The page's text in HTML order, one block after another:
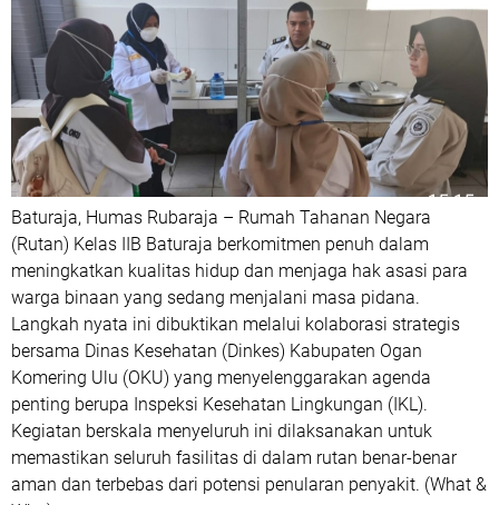
Baturaja, Humas Rubaraja – Rumah Tahanan Negara
(Rutan) Kelas IIB Baturaja berkomitmen penuh dalam
meningkatkan kualitas hidup dan menjaga hak asasi para
warga binaan yang sedang menjalani masa pidana.
Langkah nyata ini dibuktikan melalui kolaborasi strategis
bersama Dinas Kesehatan (Dinkes) Kabupaten Ogan
Komering Ulu (OKU) yang menyelenggarakan agenda
penting berupa Inspeksi Kesehatan Lingkungan (IKL).
Kegiatan berskala menyeluruh ini dilaksanakan untuk
memastikan seluruh fasilitas di dalam rutan benar-benar
aman dan terbebas dari potensi penularan penyakit. (What &